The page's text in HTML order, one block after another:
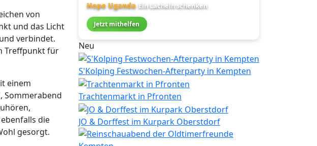
von
und das Licht
verbindet.
Treffpunkt für
einem
Sommerabend
die
gesorgt.
Hope Uganda Ein Lächeln schenken
Jetzt mithelfen
Neu
S'Kolping Festwochen-Afterparty in Kempten
Trachtenmarkt in Pfronten
JO & Dorffest im Kurpark Oberstdorf